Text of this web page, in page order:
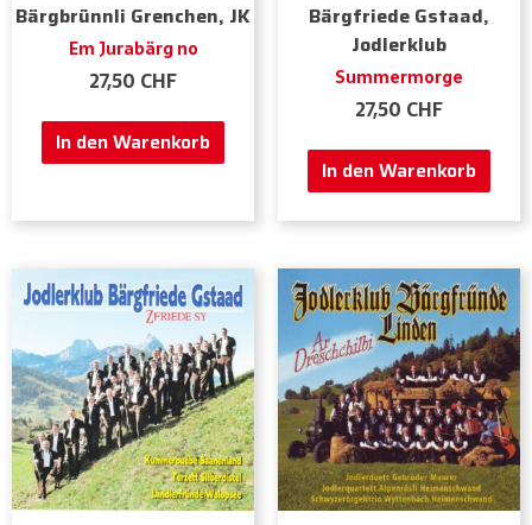
Bärgbrünnli Grenchen, JK
Em Jurabärg no
27,50 CHF
In den Warenkorb
Bärgfriede Gstaad,
Jodlerklub
Summermorge
27,50 CHF
In den Warenkorb